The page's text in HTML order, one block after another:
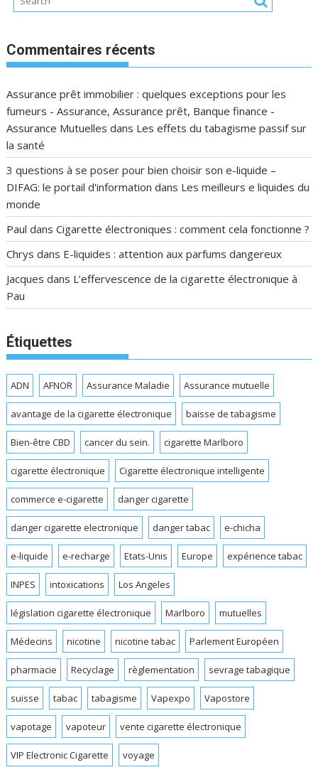
Commentaires récents
Assurance prêt immobilier : quelques exceptions pour les
fumeurs - Assurance, Assurance prêt, Banque finance -
Assurance Mutuelles dans Les effets du tabagisme passif sur
la santé
3 questions à se poser pour bien choisir son e-liquide –
DIFAG: le portail d'information dans Les meilleurs e liquides du
monde
Paul dansCigarette électroniques : comment cela fonctionne ?
Chrys dans E-liquides : attention aux parfums dangereux
Jacques dans L’effervescence de la cigarette électronique à
Pau
Étiquettes
ADN AFNOR Assurance Maladie Assurance mutuelle
avantage de la cigarette électronique baisse de tabagisme
Bien-être CBD cancer du sein. cigarette Marlboro
cigarette électronique Cigarette électronique intelligente
commerce e-cigarette danger cigarette
danger cigarette electronique danger tabac e-chicha
e-liquide e-recharge Etats-Unis Europe expérience tabac
INPES intoxications Los Angeles
législation cigarette électronique Marlboro mutuelles
Médecins nicotine nicotine tabac Parlement Européen
pharmacie Recyclage règlementation sevrage tabagique
suisse tabac tabagisme Vapexpo Vapostore
vapotage vapoteur vente cigarette électronique
VIP Electronic Cigarette voyage